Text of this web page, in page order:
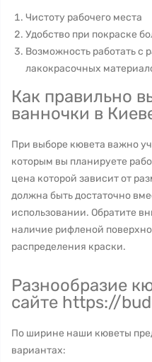
Чистоту рабочего места
Удобство при покраске
Возможность работать с
лакокрасочных
Как правильно
ванночки в
При выборе кювета важно
которым вы планируете
цена которой зависит от
должна быть достаточно
использовании. Обратите
наличие рифленой
распределения краски.
Разнообразие
сайте https://
По ширине наши кюветы
вариантах: